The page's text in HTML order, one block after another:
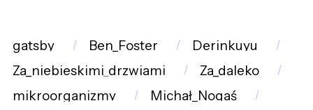
gatsby Ben_Foster
Derinkuyu
Za_niebieskimi_drzwiami
Za_daleko
mikroorganizmy
Michał_Nogaś